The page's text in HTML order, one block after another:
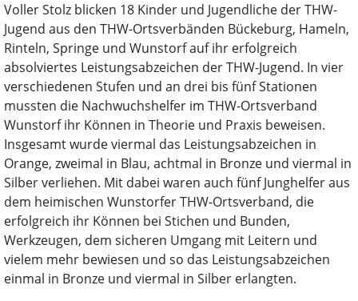
Voller Stolz blicken 18 Kinder und Jugendliche der THW-
Jugend aus den THW-Ortsverbänden Bückeburg, Hameln,
Rinteln, Springe und Wunstorf auf ihr erfolgreich
absolviertes Leistungsabzeichen der THW-Jugend. In vier
verschiedenen Stufen und an drei bis fünf Stationen
mussten die Nachwuchshelfer im THW-Ortsverband
Wunstorf ihr Können in Theorie und Praxis beweisen.
Insgesamt wurde viermal das Leistungsabzeichen in
Orange, zweimal in Blau, achtmal in Bronze und viermal in
Silber verliehen. Mit dabei waren auch fünf Junghelfer aus
dem heimischen Wunstorfer THW-Ortsverband, die
erfolgreich ihr Können bei Stichen und Bunden,
Werkzeugen, dem sicheren Umgang mit Leitern und
vielem mehr bewiesen und so das Leistungsabzeichen
einmal in Bronze und viermal in Silber erlangten.